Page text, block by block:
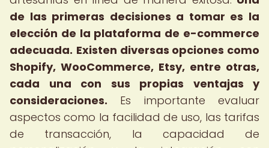
de las primeras decisiones a tomar es la
elección de la plataforma de e-commerce
adecuada. Existen diversas opciones como
Shopify, WooCommerce, Etsy, entre otras,
cada una con sus propias ventajas y
consideraciones. Es importante evaluar
aspectos como la facilidad de uso, las tarifas
de transacción, la capacidad de